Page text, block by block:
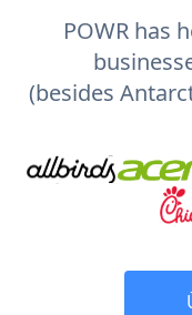
POWR has
(besides